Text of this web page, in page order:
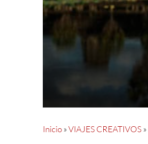
Inicio»VIAJES CREATIVOS»